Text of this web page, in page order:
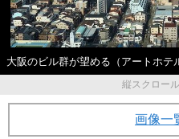
大阪のビル群が望める（アートホテ
縦スクロー
画像一